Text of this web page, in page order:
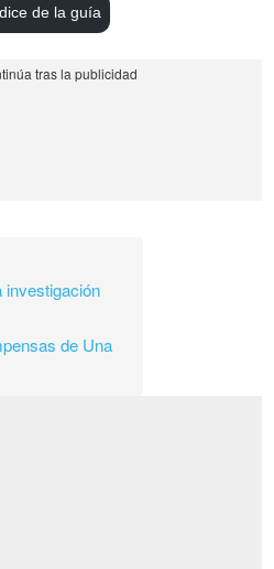
de la guía
investigación
de Una